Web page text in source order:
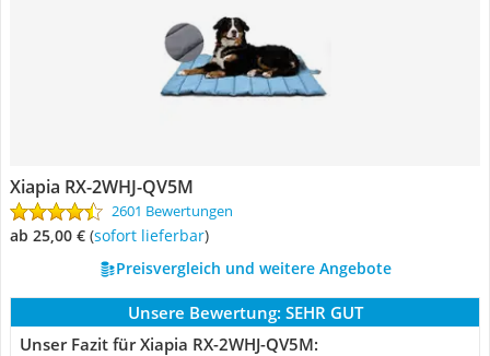
Xiapia RX-2WHJ-QV5M
2601 Bewertungen
ab 25,00 € ( Sofort lieferbar)
Preisvergleich und weitere Angebote
Unsere Bewertung: SEHR GUT
Unser Fazit für Xiapia RX-2WHJ-QV5M: